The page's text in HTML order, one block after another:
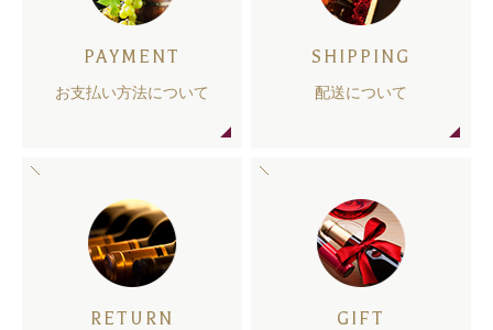
PAYMENT
お支払い方法について
SHIPPING
配送について
RETURN GIFT